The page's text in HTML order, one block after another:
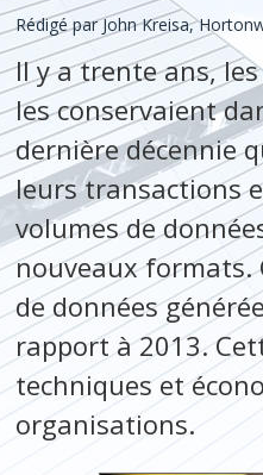
Rédigé par John Kreisa,
Il y a trente ans,
les conservaient
dernière décennie
leurs transactions
volumes de
nouveaux formats.
de données
rapport à 2013.
techniques et
organisations.